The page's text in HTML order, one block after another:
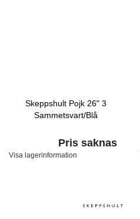
Skeppshult Pojk 26" 3
Sammetsvart/Blå
Pris saknas
Visa lagerinformation